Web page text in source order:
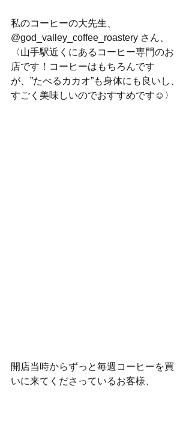
私のコーヒーの大先生、
@god_valley_coffee_roastery さん、
〈山手駅近くにあるコーヒー専門のお
店です！コーヒーはもちろんです
が、”たべるカカオ”も身体にも良いし、
すごく美味しいのでおすすめです☺️〉
開店当時からずっと毎週コーヒーを買
いに来てくださっているお客様、